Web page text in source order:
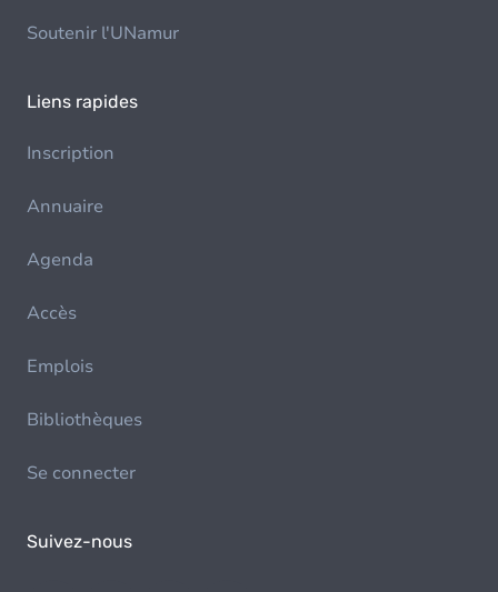
Soutenir l'UNamur
Liens rapides
Inscription
Annuaire
Agenda
Accès
Emplois
Bibliothèques
Se connecter
Suivez-nous